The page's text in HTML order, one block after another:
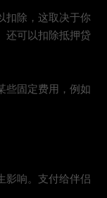
扣除，这取决于你
还可以扣除抵押贷
些固定费用，例如
影响。支付给伴侣